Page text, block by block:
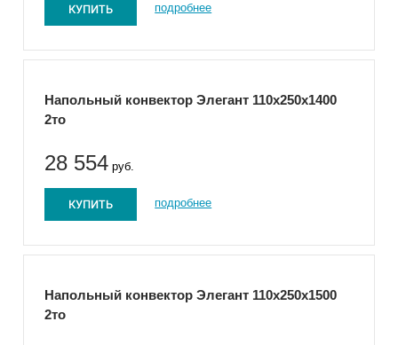
КУПИТЬ подробнее
Напольный конвектор Элегант 110x250x1400
2то
28 554 руб.
КУПИТЬ подробнее
Напольный конвектор Элегант 110x250x1500
2то